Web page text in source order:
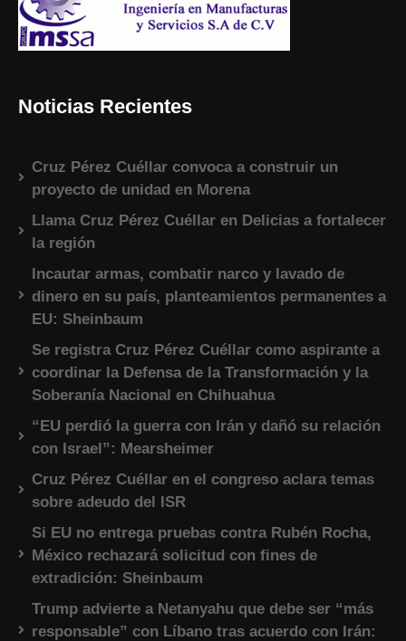
Noticias Recientes
Cruz Pérez Cuéllar convoca a construir un
proyecto de unidad en Morena
Llama Cruz Pérez Cuéllar en Delicias a fortalecer
la región
Incautar armas, combatir narco y lavado de
dinero en su país, planteamientos permanentes a
EU: Sheinbaum
Se registra Cruz Pérez Cuéllar como aspirante a
coordinar la Defensa de la Transformación y la
Soberanía Nacional en Chihuahua
“EU perdió la guerra con Irán y dañó su relación
con Israel”: Mearsheimer
Cruz Pérez Cuéllar en el congreso aclara temas
sobre adeudo del ISR
Si EU no entrega pruebas contra Rubén Rocha,
México rechazará solicitud con fines de
extradición: Sheinbaum
Trump advierte a Netanyahu que debe ser “más
responsable” con Líbano tras acuerdo con Irán: